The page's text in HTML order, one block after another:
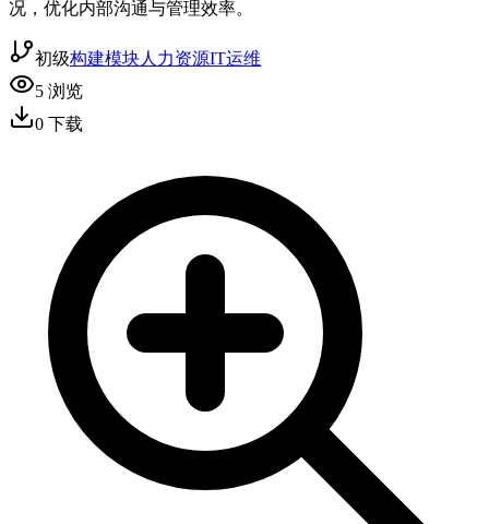
况，优化内部沟通与管理效率。
初级构建模块人力资源IT运维
5 浏览
0 下载